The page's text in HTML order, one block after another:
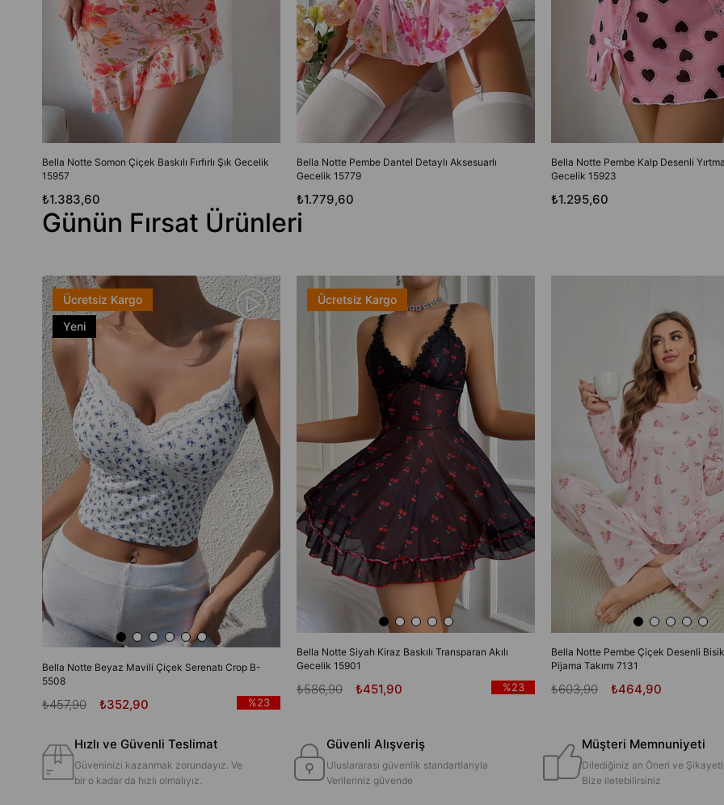
Bella Notte Somon Çiçek Baskılı Fırfırlı Şık Gecelik
15957
₺1.383,60
Bella Notte Pembe Dantel Detaylı Aksesuarlı
Gecelik 15779
₺1.779,60
Bella Notte Pembe Kalp Desenli
Gecelik 15923
₺1.295,60
Günün Fırsat Ürünleri
Bella Notte Beyaz Mavili Çiçek Serenatı Crop B-
5508
₺352,90
₺457,90 %23
Ücretsiz Kargo
Yeni
Ürün
Bella Notte Siyah Kiraz Baskılı Transparan Akılı
Gecelik 15901
₺451,90
₺586,90 %23
Ücretsiz Kargo
Bella Notte Pembe Çiçek Desenli
Pijama Takımı 7131
₺464,90
₺603,90
Hızlı ve Güvenli Teslimat
Güveninizi kazanmak zorundayız. Ve
bir o kadar da hızlı olmalıyız.
Güvenli Alışveriş
Uluslararası güvenlik standartlarıyla
Verileriniz güvende
Müşteri Memnuniyeti
Dilediğiniz an Öneri ve
Bize iletebilirsiniz